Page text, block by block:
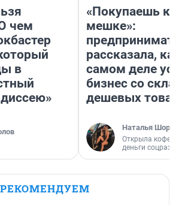
чем
в
«Покупаешь
мешке»:
рассказала,
самом деле
бизнес со
дешевых
Наталья
Открыла
деньги
РЕКОМЕНДУЕМ